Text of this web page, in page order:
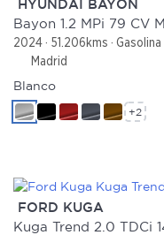
Las cookies de este
el contenido y los
sociales y analizar el
información sobre el
nuestros partners de
partir del uso que
HYUNDAI BAYON
Bayon 1.2 MPi 79 CV
2024 51.206kms Gasolina
Madrid
Blanco
+2
FORD KUGA
Kuga Trend 2.0 TDCi